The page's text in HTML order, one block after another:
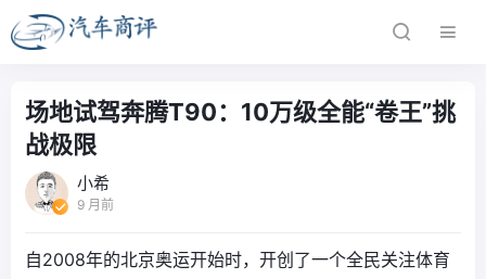
场地试驾奔腾T90：10万级全能“卷王”挑
战极限
小希
9 月前
自2008年的北京奥运开始时，开创了一个全民关注体育